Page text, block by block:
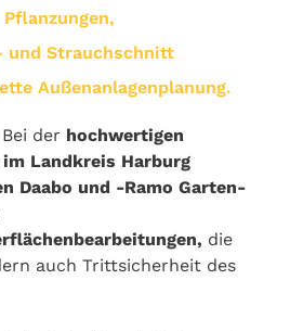
Pflanzungen,
und Strauchschnitt
Außenanlagenplanung.
Bei der hochwertigen
Landkreis Harburg
Daabo und -Ramo Garten-
die
auch Trittsicherheit des